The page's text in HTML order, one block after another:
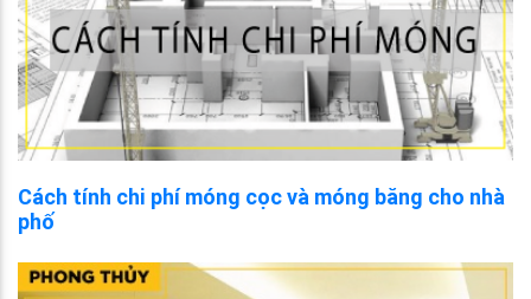
Cách tính chi phí móng cọc và móng băng cho nhà
phố